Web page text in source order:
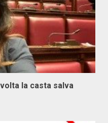
la casta salva